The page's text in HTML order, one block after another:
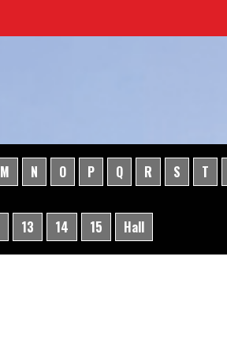
M N O P Q R S T
13 14 15 Hall